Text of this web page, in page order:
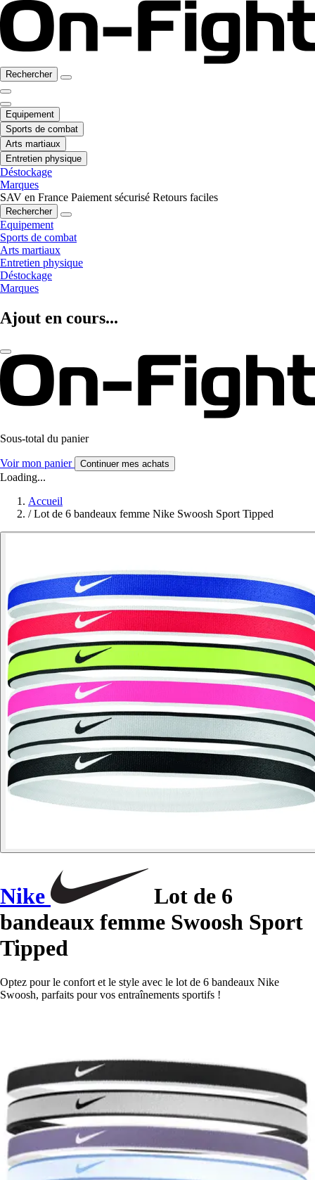
Rechercher
Equipement
Sports de combat
Arts martiaux
Entretien physique
Déstockage
Marques
SAV en France Paiement sécurisé Retours faciles
Rechercher
Equipement
Sports de combat
Arts martiaux
Entretien physique
Déstockage
Marques
Ajout en cours...
Sous-total du panier
Voir mon panier Continuer mes achats
Loading...
Accueil
/ Lot de 6 bandeaux femme Nike Swoosh Sport Tipped
Nike
Lot de 6
bandeaux femme Swoosh Sport
Tipped
Optez pour le confort et le style avec le lot de 6 bandeaux Nike
Swoosh, parfaits pour vos entraînements sportifs !